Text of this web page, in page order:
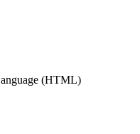
(HTML)